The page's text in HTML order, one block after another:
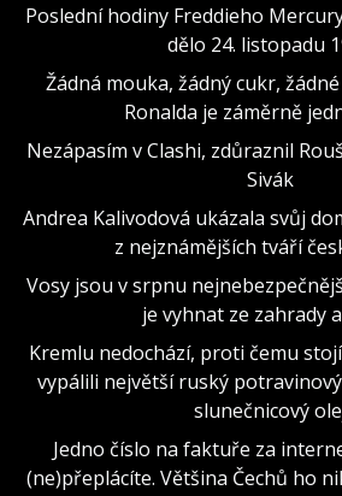
Poslední hodiny Freddieho
dělo 24. listopadu
Žádná mouka, žádný cukr,
Ronalda je záměrně
Nezápasím v Clashi, zdůraznil
Sivák
Andrea Kalivodová ukázala svůj
z nejznámějších tváří
Vosy jsou v srpnu
je vyhnat ze zahrady
Kremlu nedochází, proti čemu
vypálili největší ruský
slunečnicový
Jedno číslo na faktuře za
(ne)přeplácíte. Většina Čechů ho